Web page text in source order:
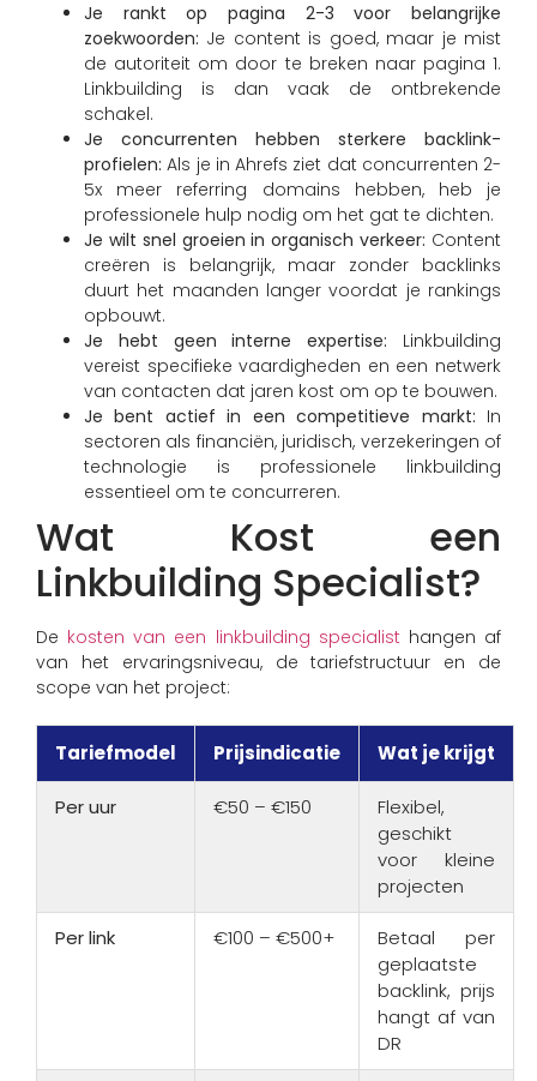
Je rankt op pagina 2-3 voor belangrijke
zoekwoorden: Je content is goed, maar je mist
de autoriteit om door te breken naar pagina 1.
Linkbuilding is dan vaak de ontbrekende
schakel.
Je concurrenten hebben sterkere backlink-
profielen: Als je in Ahrefs ziet dat concurrenten 2-
5x meer referring domains hebben, heb je
professionele hulp nodig om het gat te dichten.
Je wilt snel groeien in organisch verkeer: Content
creëren is belangrijk, maar zonder backlinks
duurt het maanden langer voordat je rankings
opbouwt.
Je hebt geen interne expertise: Linkbuilding
vereist specifieke vaardigheden en een netwerk
van contacten dat jaren kost om op te bouwen.
Je bent actief in een competitieve markt: In
sectoren als financiën, juridisch, verzekeringen of
technologie is professionele linkbuilding
essentieel om te concurreren.
Wat Kost een
Linkbuilding Specialist?
De kosten van een linkbuilding specialist hangen af
van het ervaringsniveau, de tariefstructuur en de
scope van het project:
Tariefmodel Prijsindicatie Wat je krijgt
Per uur €50 – €150
Flexibel,
geschikt
voor kleine
projecten
Per link €100 – €500+
Betaal per
geplaatste
backlink, prijs
hangt af van
DR